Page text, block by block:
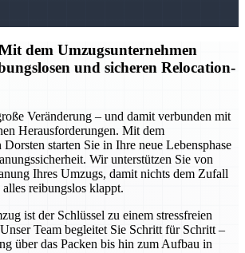
dem Umzugsunternehmen
und sicheren Relocation-
Veränderung – und damit verbunden mit
Herausforderungen. Mit dem
starten Sie in Ihre neue Lebensphase
Wir unterstützen Sie von
Ihres Umzugs, damit nichts dem Zufall
reibungslos klappt.
ist der Schlüssel zu einem stressfreien
Team begleitet Sie Schritt für Schritt –
über das Packen bis hin zum Aufbau in